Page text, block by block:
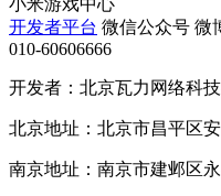
开发者平台 微信公众号 微
010-60606666
开发者：北京瓦力网络科
北京地址：北京市昌平区
南京地址：南京市建邺区